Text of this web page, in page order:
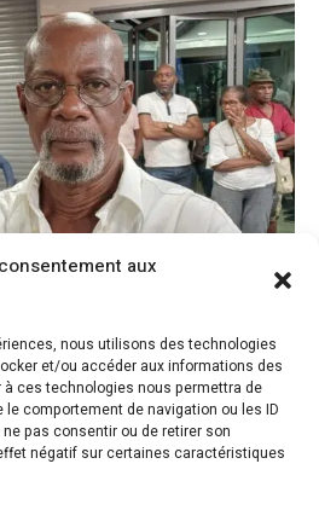
aux
nous utilisons des technologies
et/ou accéder aux informations des
ces technologies nous permettra de
comportement de navigation ou les ID
pas consentir ou de retirer son
négatif sur certaines caractéristiques
Cédric Cornet développait
populisme qui aurait pu se
macoutisme »